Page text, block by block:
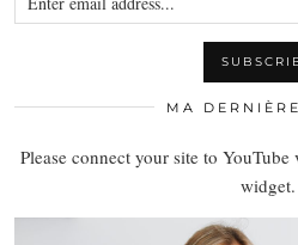
MA
Please connect your site to YouTube
widget.